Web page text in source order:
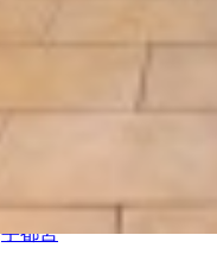
渋谷/川崎/蒲田/横浜/戸塚
MACHIDA/
宇都宮